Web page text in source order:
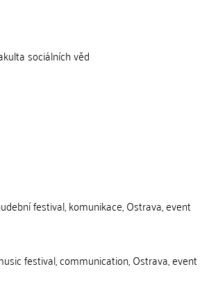
sociálních věd
festival, komunikace, Ostrava, event
festival, communication, Ostrava, event